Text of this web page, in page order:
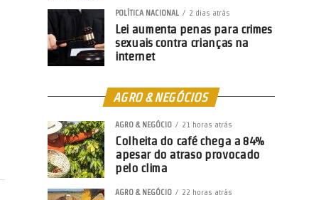
POLÍTICA NACIONAL 2 dias atrás
Lei aumenta penas para crimes
sexuais contra crianças na
internet
AGRO & NEGÓCIOS
AGRO & NEGÓCIO 21 horas atrás
Colheita do café chega a 84%
apesar do atraso provocado
pelo clima
AGRO & NEGÓCIO 22 horas atrás